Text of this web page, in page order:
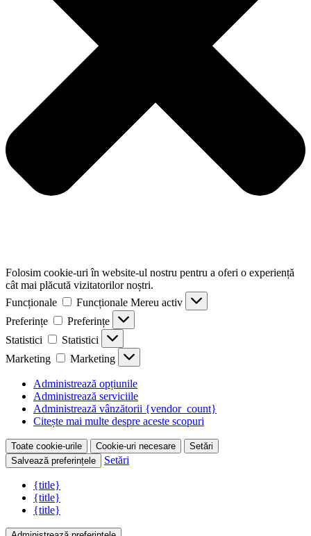
Folosim cookie-uri în website-ul nostru pentru a oferi o experiență
cât mai plăcută vizitatorilor noștri.
Funcționale
Funcționale Mereu activ
Preferințe
Preferințe
Statistici
Statistici
Marketing
Marketing
Administrează opțiunile
Administrează serviciile
Administrează vânzătorii {vendor_count}
Citește mai multe despre aceste scopuri
Toate cookie-urile Cookie-uri necesare
Setări
Salvează preferințele
Setări
{title}
{title}
{title}